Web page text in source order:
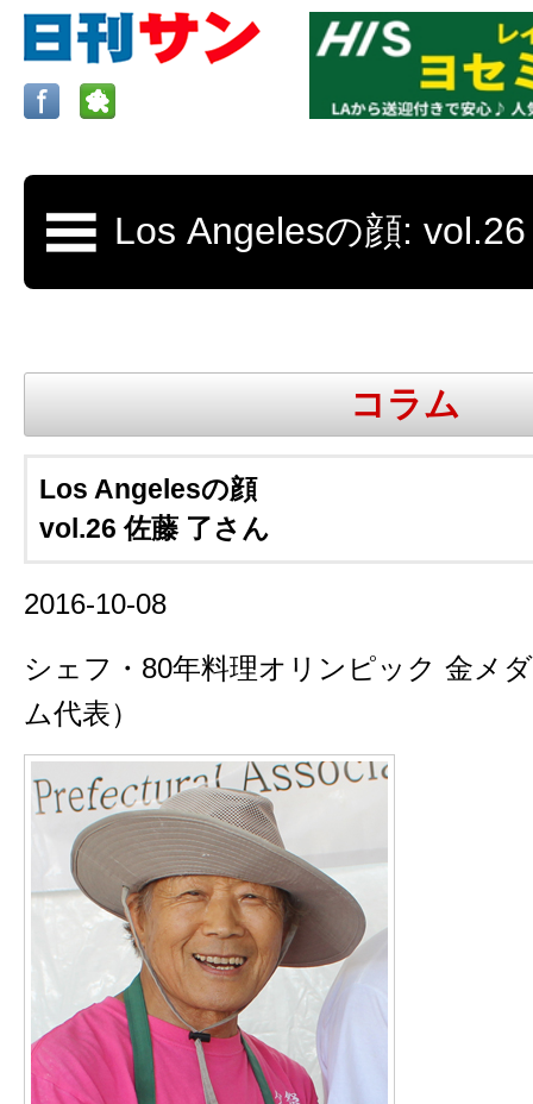
ロサンゼルスの求人、クラシファイド、地元情報など
日刊サンはロサンゼルスの日本語新
更新、求人、クラシファイドは毎週木
コラム
Los Angelesの顔
vol.26 佐藤 了さん
2016-10-08
シェフ・80年料理オリンピック 金メ
ム代表）